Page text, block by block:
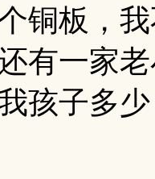
铜板，
有一家
孩子多